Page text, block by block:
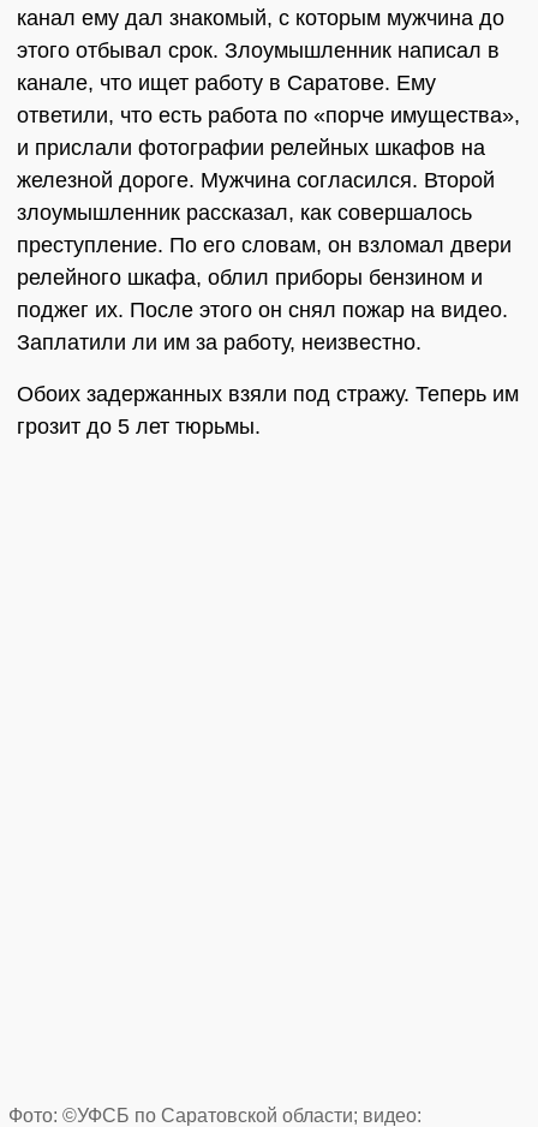
канал ему дал знакомый, с которым мужчина до
этого отбывал срок. Злоумышленник написал в
канале, что ищет работу в Саратове. Ему
ответили, что есть работа по «порче имущества»,
и прислали фотографии релейных шкафов на
железной дороге. Мужчина согласился. Второй
злоумышленник рассказал, как совершалось
преступление. По его словам, он взломал двери
релейного шкафа, облил приборы бензином и
поджег их. После этого он снял пожар на видео.
Заплатили ли им за работу, неизвестно.
Обоих задержанных взяли под стражу. Теперь им
грозит до 5 лет тюрьмы.
Фото: ©УФСБ по Саратовской области; видео: